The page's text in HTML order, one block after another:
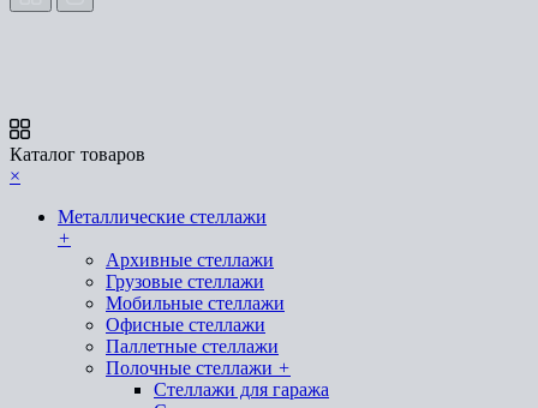
Каталог товаров
×
Металлические стеллажи
+
Архивные стеллажи
Грузовые стеллажи
Мобильные стеллажи
Офисные стеллажи
Паллетные стеллажи
Полочные стеллажи +
Стеллажи для гаража